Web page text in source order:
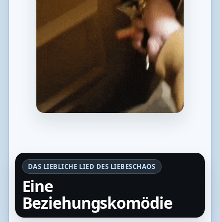
DAS LIEBLICHE LIED DES LIEBESCHAOS
Eine
Beziehungskomödie